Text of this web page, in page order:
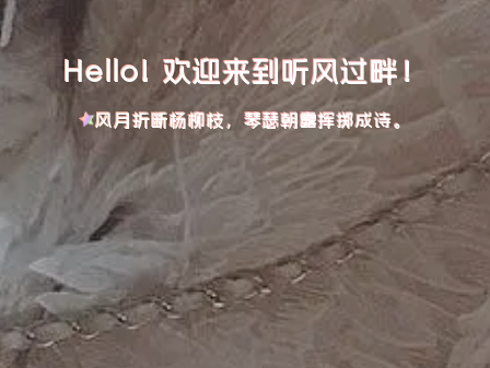
Hello! 欢迎来到听风过畔！
风月折断杨柳枝，琴瑟朝露挥掷成诗。